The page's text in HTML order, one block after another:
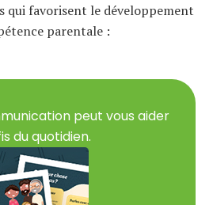
qui favorisent le développement
parentale :
peut vous aider
du quotidien.